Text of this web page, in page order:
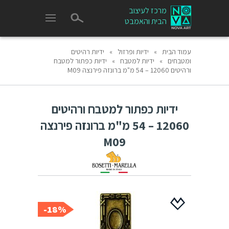
מרכז לעיצוב
הבית והאמבט
עמוד הבית » ידיות ופרזול »
ידיות רהיטים
ומטבחים
» ידיות למטבח »
ידיות כפתור למטבח
ורהיטים 12060 – 54 מ"מ ברונזה פירנצה M09
ידיות כפתור למטבח ורהיטים
12060 – 54 מ"מ ברונזה פירנצה
M09
18%-